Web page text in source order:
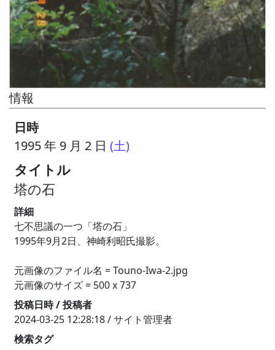
情報
日時
1995 年 9 月 2 日 (土)
タイトル
塔の石
詳細
七不思議の一つ「塔の石」
1995年9月2日、神崎利昭氏撮影。
元画像のファイル名 = Touno-Iwa-2.jpg
元画像のサイズ = 500 x 737
投稿日時 / 投稿者
2024-03-25 12:28:18 / サイト管理者
検索タグ